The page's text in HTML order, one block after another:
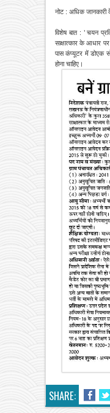
नोट : अधिक
विशेष बात : ’ चयन
साक्षात्कार के आधार
पास कंप्यूटर में डोएक
होना चाहिए।
SHARE: